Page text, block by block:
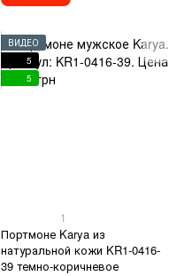
ВИДЕО
5
5
1
Портмоне Karya из
натуральной кожи KR1-0416-
39 темно-коричневое